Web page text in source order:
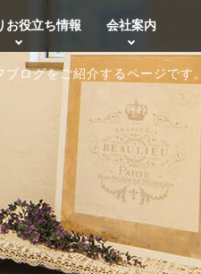
ログをご紹介するページです。
お役立ち情報 会社案内